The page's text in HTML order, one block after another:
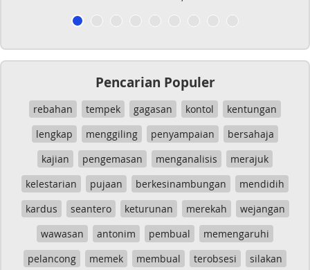
Pencarian Populer
rebahan tempek gagasan kontol
kentungan
lengkap
menggiling penyampaian
bersahaja
kajian
pengemasan menganalisis
merajuk
kelestarian
pujaan berkesinambungan
mendidih
kardus
seantero keturunan merekah
wejangan
wawasan
antonim pembual
memengaruhi
pelancong
memek membual terobsesi
silakan